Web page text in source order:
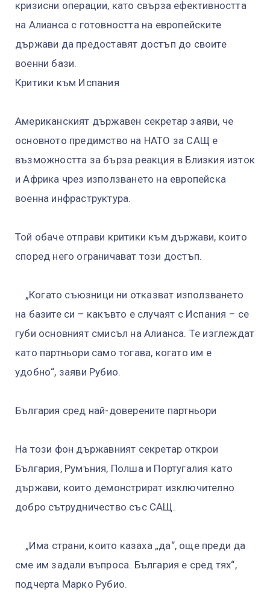
кризисни операции, като свърза ефективността
на Алианса с готовността на европейските
държави да предоставят достъп до своите
военни бази.
Критики към Испания
Американският държавен секретар заяви, че
основното предимство на НАТО за САЩ е
възможността за бърза реакция в Близкия изток
и Африка чрез използването на европейска
военна инфраструктура.
Той обаче отправи критики към държави, които
според него ограничават този достъп.
„Когато съюзници ни отказват използването
на базите си – какъвто е случаят с Испания – се
губи основният смисъл на Алианса. Те изглеждат
като партньори само тогава, когато им е
удобно“, заяви Рубио.
България сред най-доверените партньори
На този фон държавният секретар открои
България, Румъния, Полша и Португалия като
държави, които демонстрират изключително
добро сътрудничество със САЩ.
„Има страни, които казаха „да“, още преди да
сме им задали въпроса. България е сред тях“,
подчерта Марко Рубио.